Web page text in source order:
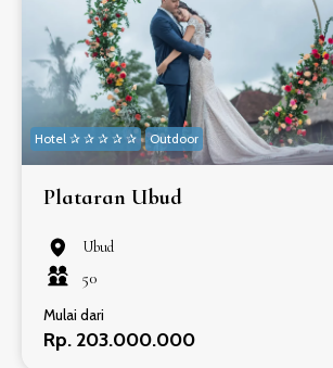
Hotel ✰ ✰ ✰ ✰ ✰ Outdoor
Plataran Ubud
Ubud
50
Mulai dari
Rp. 203.000.000